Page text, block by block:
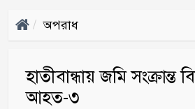
অপরাধ
হাতীবান্ধায় জমি
আহত-৩